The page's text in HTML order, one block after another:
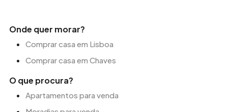
Onde quer morar?
Comprar casa em Lisboa
Comprar casa em Chaves
O que procura?
Apartamentos para venda